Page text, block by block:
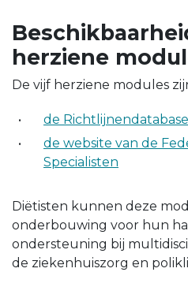
herziene
De vijf herziene modules
de Richtlijnendatabase
de website van de
Specialisten
Diëtisten kunnen deze
onderbouwing voor hun
ondersteuning bij
de ziekenhuiszorg en